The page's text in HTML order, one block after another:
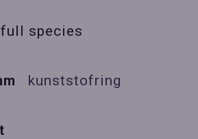
full species
kunststofring